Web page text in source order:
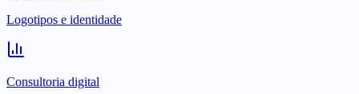
Logotipos e identidade
Consultoria digital